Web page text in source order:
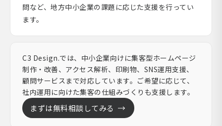
問など、地方中小企業の課題に応じた支援を行ってい
ます。
C3 Design.では、中小企業向けに集客型ホームページ
制作・改善、アクセス解析、印刷物、SNS運用支援、
顧問サービスまで対応しています。ご希望に応じて、
社内運用に向けた集客の仕組みづくりも支援します。
まずは無料相談してみる